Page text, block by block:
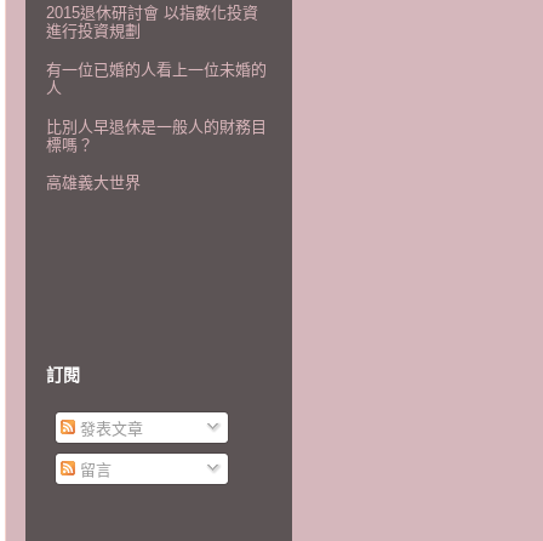
2015退休研討會 以指數化投資
進行投資規劃
有一位已婚的人看上一位未婚的
人
比別人早退休是一般人的財務目
標嗎？
高雄義大世界
訂閱
發表文章
留言